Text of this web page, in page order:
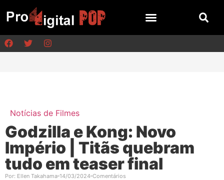
Notícias de Filmes
Godzilla e Kong: Novo
Império | Titãs quebram
tudo em teaser final
Por: Ellen Takahama 14/03/2024 Comentários